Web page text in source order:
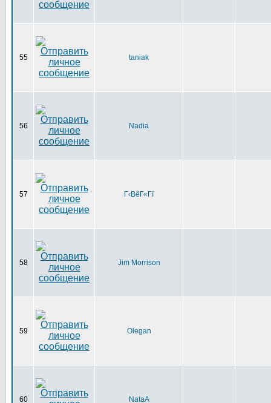
55 taniak
56 Nadia
57 Г‹ВёГ«Гї
58 Jim Morrison
59 Olegan
60 NataA